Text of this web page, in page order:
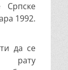
Српске
1992.
да се
рату